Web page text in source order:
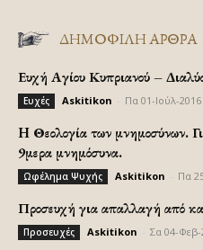
ΔΗΜΟΦΙΛΗ ΑΡΘΡΑ
Ευχή Αγίου Κυπριανού –
Ευχές Askitikon Πα 01-Ιούλ-2016
H Θεολογία των μνημοσύνων.
9μερα μνημόσυνα.
Ωφέλημα Ψυχής Askitikon Πα
Προσευχή για απαλλαγή από
Προσευχές Askitikon Σα 04-Φεβ-